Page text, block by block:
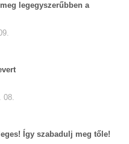
legegyszerűbben a
08.
Így szabadulj meg tőle!